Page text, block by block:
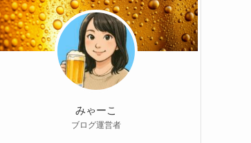
みゃーこ
ブログ運営者